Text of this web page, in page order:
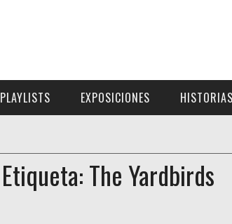
PLAYLISTS EXPOSICIONES HISTORIAS
Etiqueta: The Yardbirds